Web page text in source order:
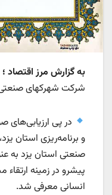
به گزارش مرز اقتصاد ؛
شرکت شهرکهای
در پی ارزیابی‌های
و برنامه‌ریزی استان
صنعتی استان یزد به‌
پیشرو در زمینه
انسانی معرفی شد.